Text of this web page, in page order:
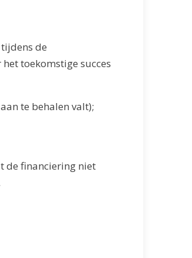
de
toekomstige succes
te behalen valt);
de financiering niet